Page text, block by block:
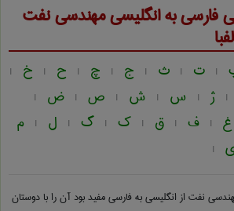
به انگلیسیمهندسی نفت
| ت | ث | ج | چ | ح | خ |
| ژ | س | ش | ص | ض |
غ | ف | ق | ک | گ | ل | م
|
نفت از انگلیسی به فارسیمفید بود آن را با دوستان